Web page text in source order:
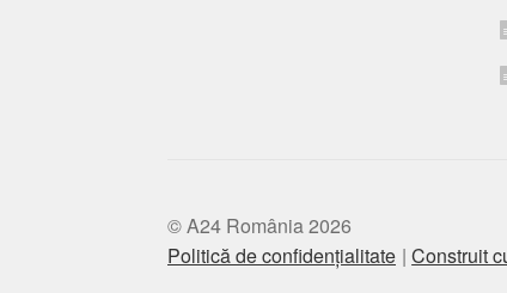
© A24 România 2026
Politică de confidențialitate Construit